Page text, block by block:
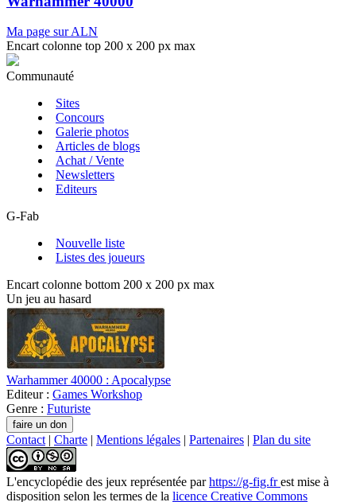
Ma page sur ALN
Encart colonne top 200 x 200 px max
Communauté
Sites
Concours
Galerie photos
Articles de blogs
Achat / Vente
Newsletters
Editeurs
G-Fab
Nouvelle liste
Listes des joueurs
Encart colonne bottom 200 x 200 px max
Un jeu au hasard
Warhammer 40000 : Apocalypse
Editeur : Games Workshop
Genre : Futuriste
Contact | Charte | Mentions légales | Partenaires | Plan du site
L'encyclopédie des jeux représentée parhttps://g-fig.frest mise à
disposition selon les termes de la licence Creative Commons